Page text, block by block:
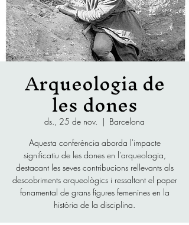
Arqueologia de
les dones
ds., 25 de nov.
  |
Barcelona
Aquesta conferència aborda l'impacte
significatiu de les dones en l'arqueologia,
destacant les seves contribucions rellevants als
descobriments arqueològics i ressaltant el paper
fonamental de grans figures femenines en la
història de la disciplina.